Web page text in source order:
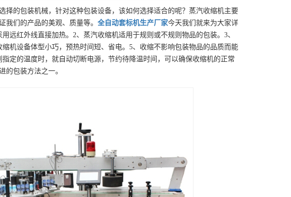
择的包装机械，针对这种包装设备，该如何选择适合的呢？蒸汽收缩机主要
我们的产品的美观、质量等。 全自动套标机生产厂家今天我们就来为大家详
远红外线直接加热。2、蒸汽收缩机适用于规则或不规则物品的包装。3、
机设备体型小巧，预热时间短、省电。5、收缩不影响包装物品的品质而能
定的温度时，就自动切断电源，节约待降温时间，可以确保收缩机的正常
的包装方法之一。